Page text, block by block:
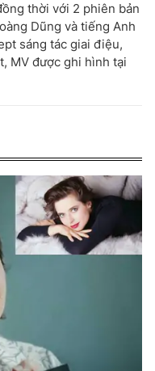
thời với 2 phiên bản
Dũng và tiếng Anh
sáng tác giai điệu,
MV được ghi hình tại